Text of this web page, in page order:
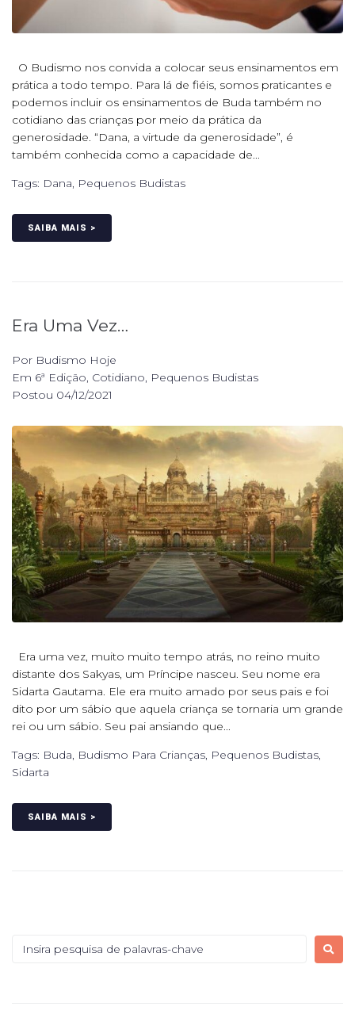
O Budismo nos convida a colocar seus ensinamentos em
prática a todo tempo. Para lá de fiéis, somos praticantes e
podemos incluir os ensinamentos de Buda também no
cotidiano das crianças por meio da prática da
generosidade. “Dana, a virtude da generosidade”, é
também conhecida como a capacidade de...
Tags: Dana, Pequenos Budistas
SAIBA MAIS >
Era Uma Vez…
Por Budismo Hoje
Em 6ª Edição, Cotidiano, Pequenos Budistas
Postou 04/12/2021
Era uma vez, muito muito tempo atrás, no reino muito
distante dos Sakyas, um Príncipe nasceu. Seu nome era
Sidarta Gautama. Ele era muito amado por seus pais e foi
dito por um sábio que aquela criança se tornaria um grande
rei ou um sábio. Seu pai ansiando que...
Tags: Buda, Budismo Para Crianças, Pequenos Budistas,
Sidarta
SAIBA MAIS >